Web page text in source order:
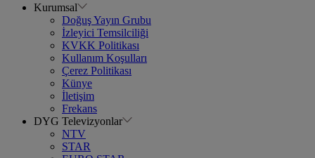
Kurumsal
Doğuş Yayın Grubu
İzleyici Temsilciliği
KVKK Politikası
Kullanım Koşulları
Çerez Politikası
Künye
İletişim
Frekans
DYG Televizyonlar
NTV
STAR